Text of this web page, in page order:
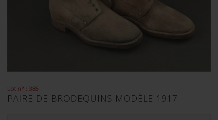
Lot n° : 385
PAIRE DE BRODEQUINS MODÈLE 1917